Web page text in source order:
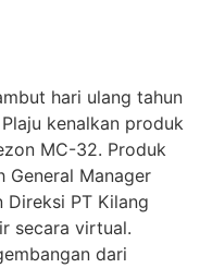
hari ulang tahun
kenalkan produk
MC-32. Produk
General Manager
Direksi PT Kilang
secara virtual.
dari